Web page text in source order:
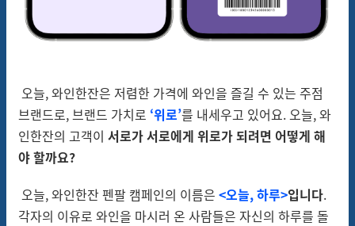
오늘, 와인한잔은 저렴한 가격에 와인을 즐길 수 있는 주점
브랜드로, 브랜드 가치로 ‘위로’를 내세우고 있어요. 오늘, 와
인한잔의 고객이 서로가 서로에게 위로가 되려면 어떻게 해
야 할까요?
오늘, 와인한잔 펜팔 캠페인의 이름은 <오늘, 하루>입니다.
각자의 이유로 와인을 마시러 온 사람들은 자신의 하루를 돌